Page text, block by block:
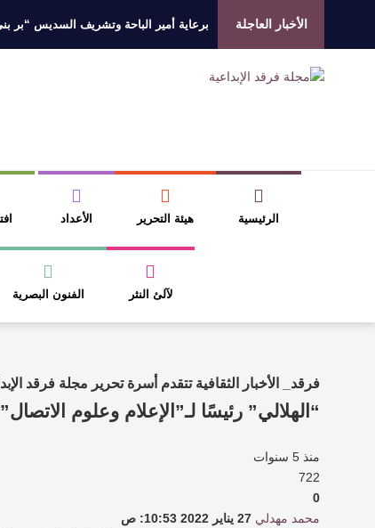
الأخبار العاجلة برعاية أمير الباحة وتشريف السديس “بر
اللون الأحمر وشاح سردية الأدب وسر
الرئيسية هيئة التحرير الأعداد
لآلئ النثر الفنون البصرية
فرقد_ الأخبار الثقافية تتقدم أسرة تحرير مجلة فرقد
“الهلالي” رئيسًا لـ”الإعلام وعلوم
منذ 5 سنوات
722
0
محمد مهدلي 27 يناير 2022 10:53: ص